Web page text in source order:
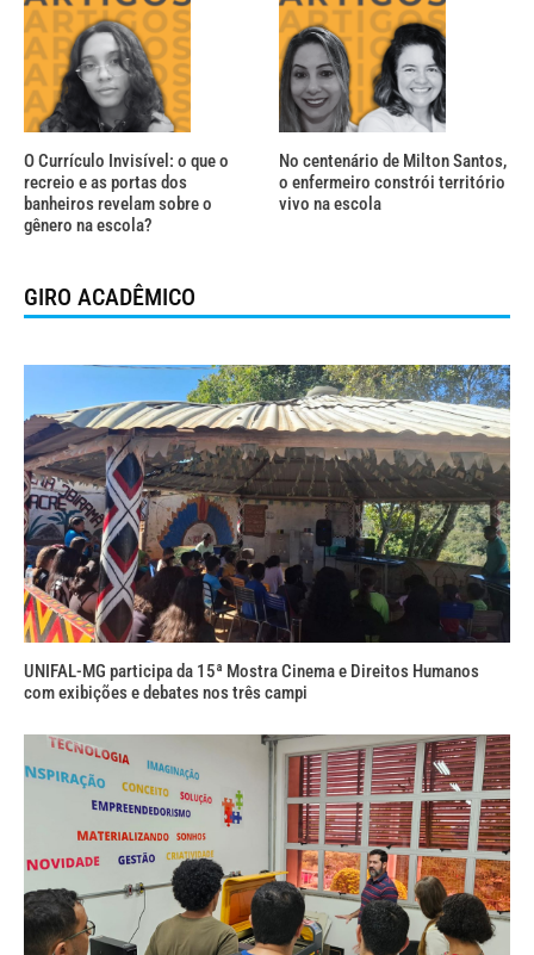
O Currículo Invisível: o que o
recreio e as portas dos
banheiros revelam sobre o
gênero na escola?
No centenário de Milton Santos,
o enfermeiro constrói território
vivo na escola
GIRO ACADÊMICO
UNIFAL-MG participa da 15ª Mostra Cinema e Direitos Humanos
com exibições e debates nos três campi